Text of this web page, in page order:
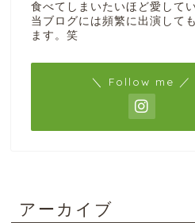
食べてしまいたいほど愛して
当ブログには頻繁に出演して
ます。笑
＼ Follow me ／
アーカイブ